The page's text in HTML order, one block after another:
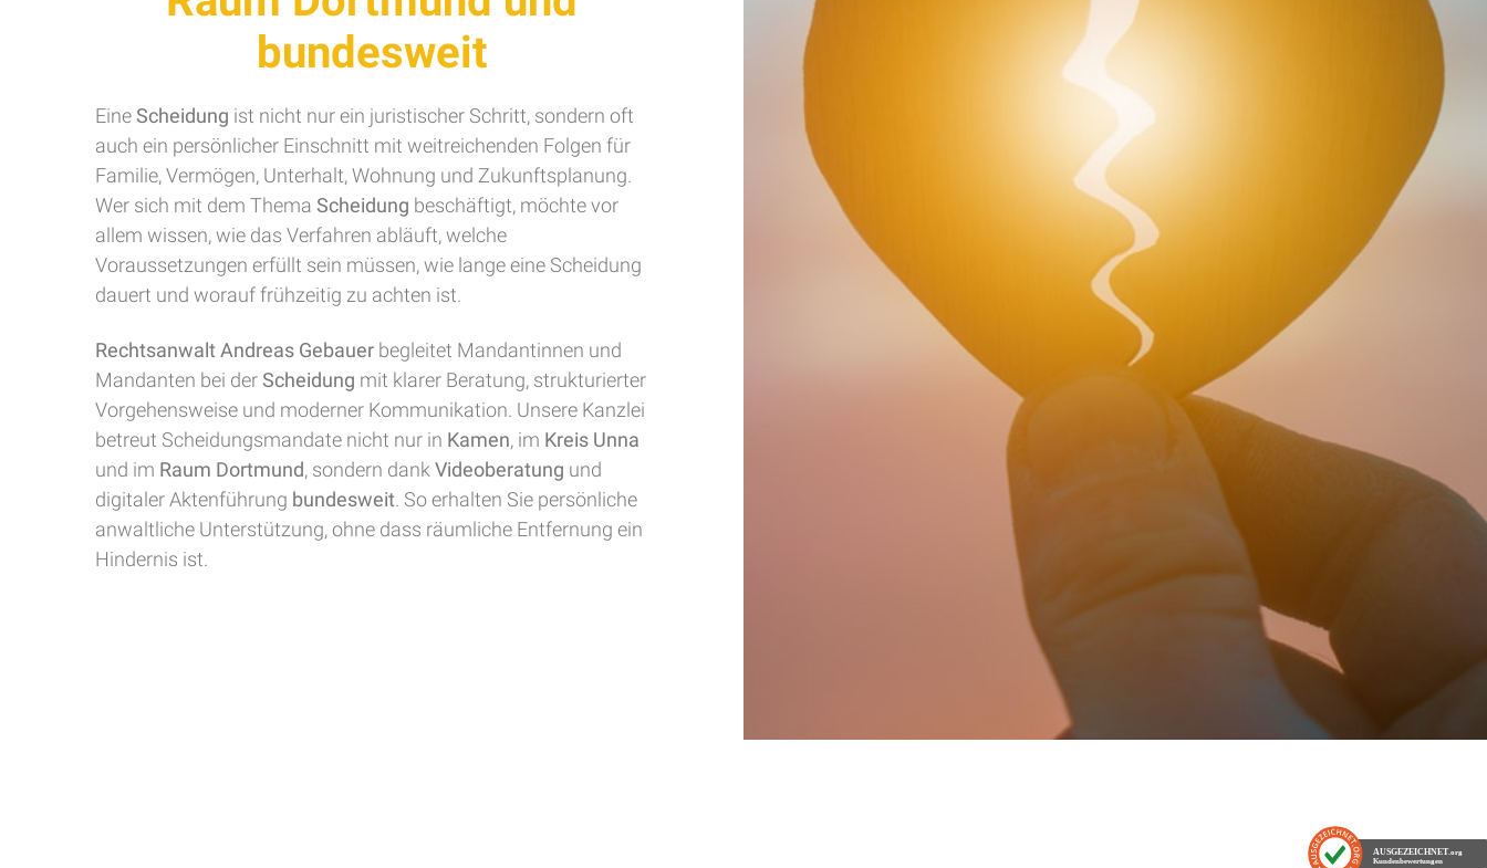
bundesweit
EineScheidung ist nicht nur ein juristischer Schritt, sondern oft
auch ein persönlicher Einschnitt mit weitreichenden Folgen für
Familie, Vermögen, Unterhalt, Wohnung und Zukunftsplanung.
Wer sich mit dem Thema Scheidung beschäftigt, möchte vor
allem wissen, wie das Verfahren abläuft, welche
Voraussetzungen erfüllt sein müssen, wie lange eine Scheidung
dauert und worauf frühzeitig zu achten ist.
Rechtsanwalt Andreas Gebauer begleitet Mandantinnen und
Mandanten bei derScheidung mit klarer Beratung, strukturierter
Vorgehensweise und moderner Kommunikation. Unsere Kanzlei
betreut Scheidungsmandate nicht nur in Kamen, im Kreis Unna
und im Raum Dortmund, sondern dankVideoberatung und
digitaler Aktenführung bundesweit. So erhalten Sie persönliche
anwaltliche Unterstützung, ohne dass räumliche Entfernung ein
Hindernis ist.
AUSGEZEICHNET .org
Kundenbewertungen